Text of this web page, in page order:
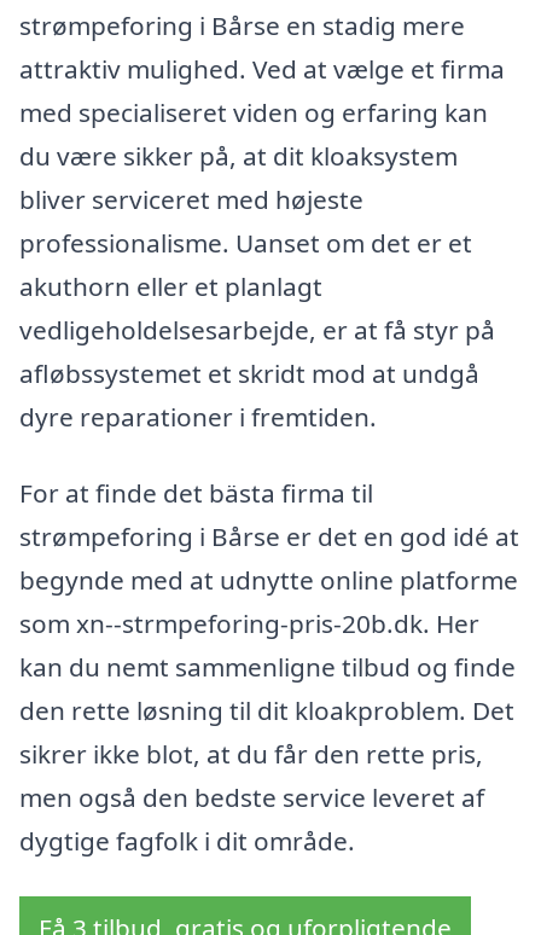
strømpeforing i Bårse en stadig mere
attraktiv mulighed. Ved at vælge et firma
med specialiseret viden og erfaring kan
du være sikker på, at dit kloaksystem
bliver serviceret med højeste
professionalisme. Uanset om det er et
akuthorn eller et planlagt
vedligeholdelsesarbejde, er at få styr på
afløbssystemet et skridt mod at undgå
dyre reparationer i fremtiden.
For at finde det bästa firma til
strømpeforing i Bårse er det en god idé at
begynde med at udnytte online platforme
som xn--strmpeforing-pris-20b.dk. Her
kan du nemt sammenligne tilbud og finde
den rette løsning til dit kloakproblem. Det
sikrer ikke blot, at du får den rette pris,
men også den bedste service leveret af
dygtige fagfolk i dit område.
Få 3 tilbud, gratis og uforpligtende